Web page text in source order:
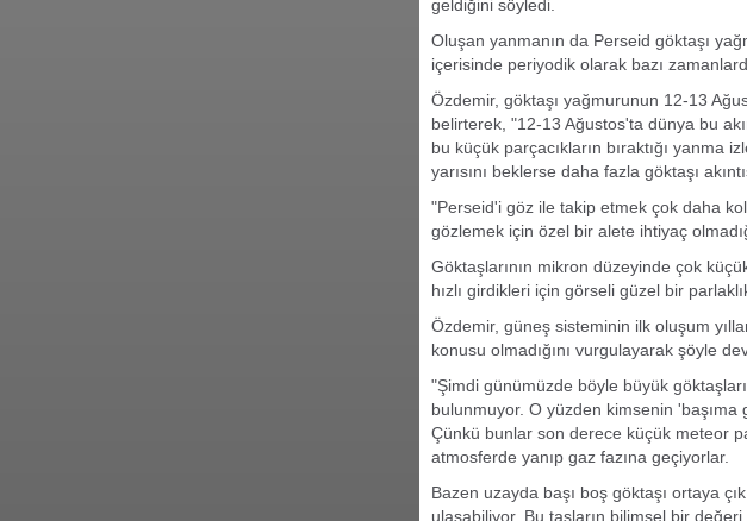
geldiğini söyledi.
Oluşan yanmanın da Perseid göktaşı
içerisinde periyodik olarak bazı
Özdemir, göktaşı yağmurunun 12-13
belirterek, "12-13 Ağustos'ta dünya bu
bu küçük parçacıkların bıraktığı yanma
yarısını beklerse daha fazla göktaşı
"Perseid'i göz ile takip etmek çok daha
gözlemek için özel bir alete ihtiyaç
Göktaşlarının mikron düzeyinde çok
hızlı girdikleri için görseli güzel bir
Özdemir, güneş sisteminin ilk oluşum
konusu olmadığını vurgulayarak şöyle
"Şimdi günümüzde böyle büyük
bulunmuyor. O yüzden kimsenin 'başıma
Çünkü bunlar son derece küçük meteor
atmosferde yanıp gaz fazına geçiyorlar.
Bazen uzayda başı boş göktaşı ortaya
ulaşabiliyor. Bu taşların bilimsel bir